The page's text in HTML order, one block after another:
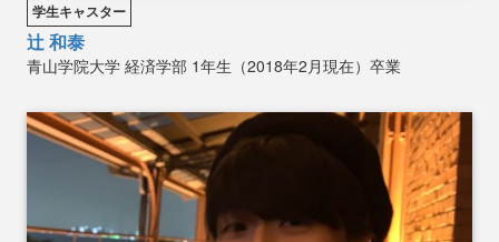
学生キャスター
辻 和泰
青山学院大学 経済学部 1年生（2018年2月現在）卒業